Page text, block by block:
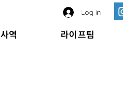
Log in
사역 라이프팀